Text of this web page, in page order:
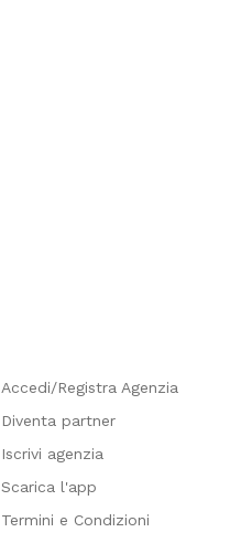
Accedi/Registra Agenzia
Diventa partner
Iscrivi agenzia
Scarica l'app
Termini e Condizioni